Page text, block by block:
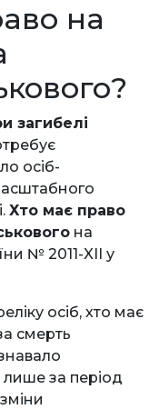
на
?
загибелі
осіб-
Хто має право
на
№ 2011-XII у
осіб, хто має
смерть
за період